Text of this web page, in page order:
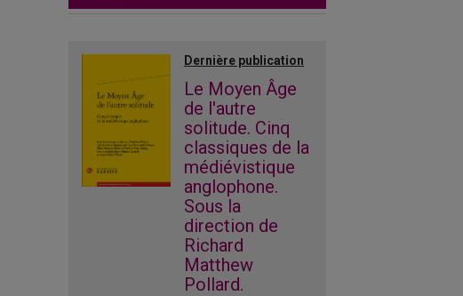
Dernière publication
Le Moyen Âge
de l'autre
solitude. Cinq
classiques de la
médiévistique
anglophone.
Sous la
direction de
Richard
Matthew
Pollard.